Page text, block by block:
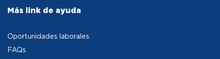
Más link de ayuda
Oportunidades laborales
FAQs